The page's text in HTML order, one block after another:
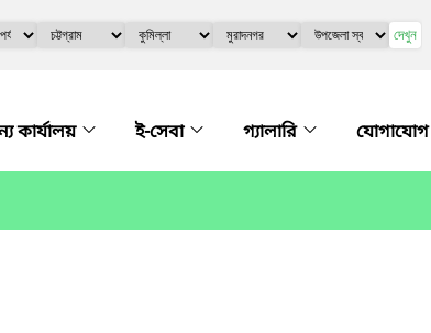
দেখুন
কার্যালয় ই-সেবা গ্যালারি যোগাযোগ